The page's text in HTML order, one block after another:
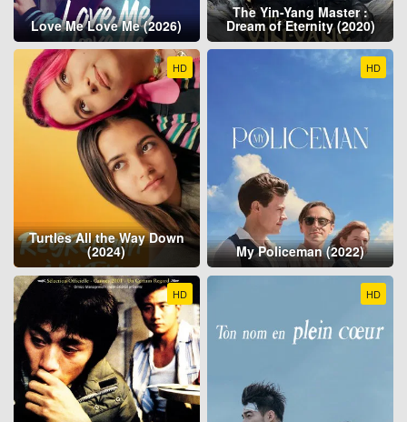
Love Me Love Me (2026)
The Yin-Yang Master :
Dream of Eternity (2020)
HD
Turtles All the Way Down
(2024)
HD
My Policeman (2022)
HD HD